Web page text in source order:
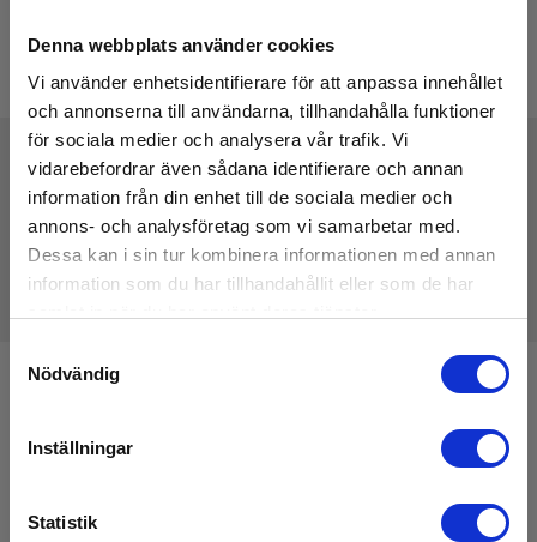
Denna webbplats använder cookies
Vi använder enhetsidentifierare för att anpassa innehållet
och annonserna till användarna, tillhandahålla funktioner
för sociala medier och analysera vår trafik. Vi
vidarebefordrar även sådana identifierare och annan
information från din enhet till de sociala medier och
annons- och analysföretag som vi samarbetar med.
Dessa kan i sin tur kombinera informationen med annan
information som du har tillhandahållit eller som de har
Nödvändig
Inställningar
Statistik
Tekniske Data
Håll dig uppdaterad, och få våra erbjudanden i din
inkorg